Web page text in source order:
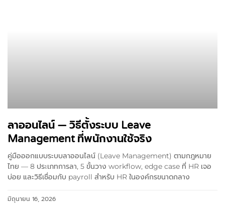
ลาออนไลน์ — วิธีตั้งระบบ Leave
Management ที่พนักงานใช้จริง
คู่มือออกแบบระบบลาออนไลน์ (Leave Management) ตามกฎหมาย
ไทย — 8 ประเภทการลา, 5 ขั้นวาง workflow, edge case ที่ HR เจอ
บ่อย และวิธีเชื่อมกับ payroll สำหรับ HR ในองค์กรขนาดกลาง
มิถุนายน 16, 2026